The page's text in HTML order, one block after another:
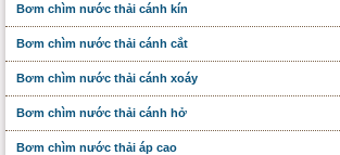
Bơm chìm nước thải cánh kín
Bơm chìm nước thải cánh cắt
Bơm chìm nước thải cánh xoáy
Bơm chìm nước thải cánh hở
Bơm chìm nước thải áp cao